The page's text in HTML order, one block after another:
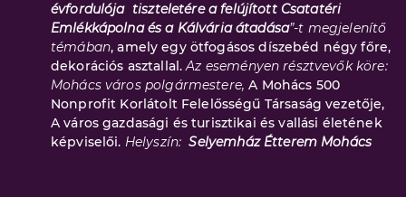
évfordulója tiszteletére a felújított Csatatéri
Emlékkápolna és a Kálvária átadása”-t megjelenítő
témában, amely egy ötfogásos díszebéd négy főre,
dekorációs asztallal.Az eseményen résztvevők köre:
Mohács város polgármestere,A Mohács 500
Nonprofit Korlátolt Felelősségű Társaság vezetője,
A város gazdasági és turisztikai és vallási életének
képviselői. Helyszín: Selyemház Étterem Mohács